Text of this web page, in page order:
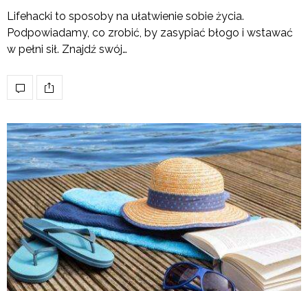
Lifehacki to sposoby na ułatwienie sobie życia.
Podpowiadamy, co zrobić, by zasypiać błogo i wstawać
w pełni sił. Znajdź swój…